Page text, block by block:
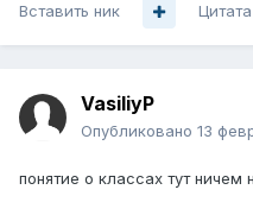
Вставить ник Цитата
VasiliyP
Опубликовано 13
понятие о классах тут ничем